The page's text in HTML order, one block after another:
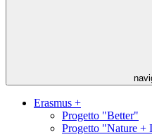
Erasmus +
Progetto "Better"
Progetto "Nature +